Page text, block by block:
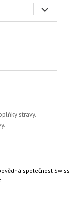
Zobrazit
položky
stravy.
společnost Swiss